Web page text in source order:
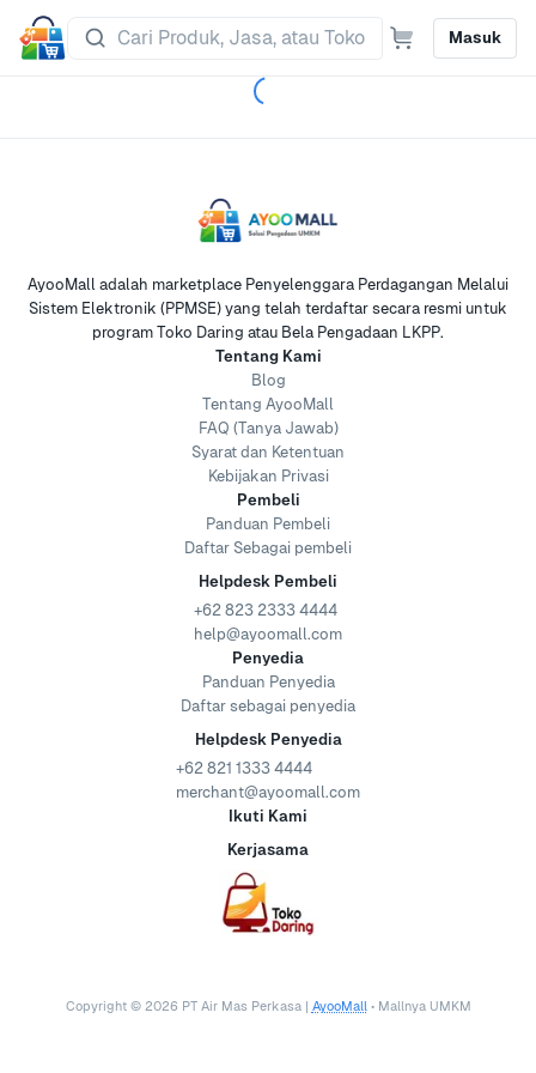
Masuk
AyooMall adalah marketplace Penyelenggara Perdagangan Melalui
Sistem Elektronik (PPMSE) yang telah terdaftar secara resmi untuk
program Toko Daring atau Bela Pengadaan LKPP.
Tentang Kami
Blog
Tentang AyooMall
FAQ (Tanya Jawab)
Syarat dan Ketentuan
Kebijakan Privasi
Pembeli
Panduan Pembeli
Daftar Sebagai pembeli
Helpdesk Pembeli
+62 823 2333 4444
help@ayoomall.com
Penyedia
Panduan Penyedia
Daftar sebagai penyedia
Helpdesk Penyedia
+62 821 1333 4444
merchant@ayoomall.com
Ikuti Kami
Kerjasama
Copyright © 2026 PT Air Mas Perkasa | AyooMall • Mallnya UMKM